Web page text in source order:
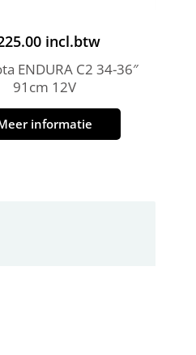
incl.btw
ENDURA C2 34-36″
91cm 12V
informatie